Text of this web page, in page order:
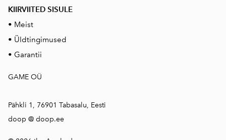
KIIRVIITED SISULE
• Meist
• Üldtingimused
• Garantii
GAME OÜ
Pähkli 1, 76901 Tabasalu, Eesti
doop @ doop.ee